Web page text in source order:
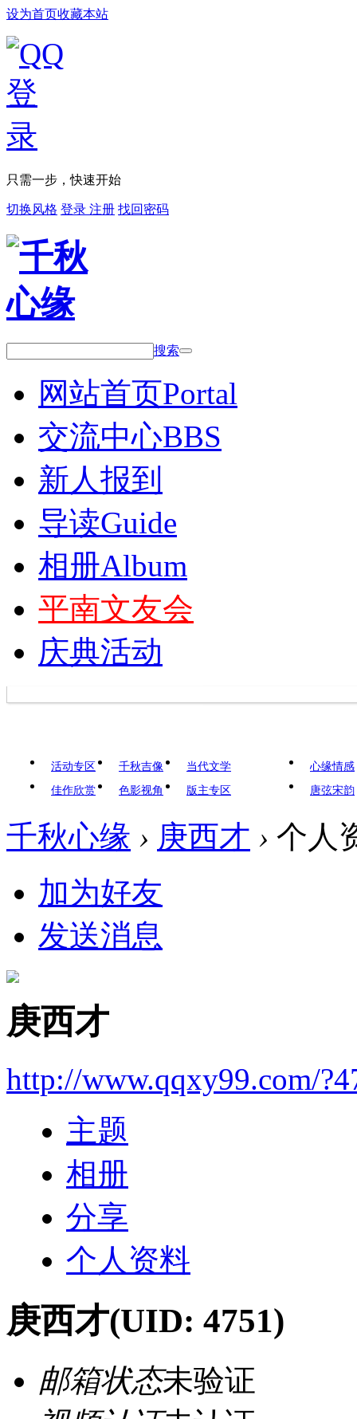
设为首页收藏本站
只需一步，快速开始
切换风格 登录 注册 找回密码
搜索
网站首页Portal
交流中心BBS
新人报到
导读Guide
相册Album
平南文友会
庆典活动
活动专区 千秋吉像
当代文学
佳作欣赏
色影视角 版主专区
心缘情感
唐弦宋韵
千秋心缘 › 庚西才 › 个人
加为好友
发送消息
庚西才
http://www.qqxy99.com/
主题
相册
分享
个人资料
庚西才(UID: 4751)
邮箱状态未验证